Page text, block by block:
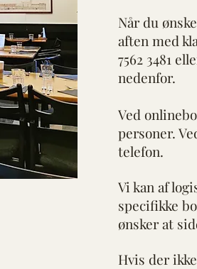
Når du
aften med
7562 3481
nedenfor.
Ved
personer.
telefon.
Vi kan af
specifikke
ønsker at
Hvis der